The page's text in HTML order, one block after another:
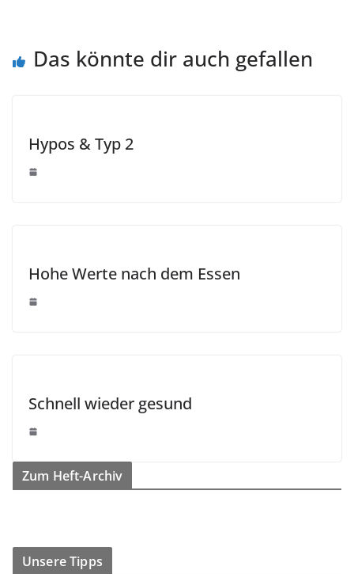
Das könnte dir auch gefallen
Hypos & Typ 2
Hohe Werte nach dem Essen
Schnell wieder gesund
Zum Heft-Archiv
Unsere Tipps